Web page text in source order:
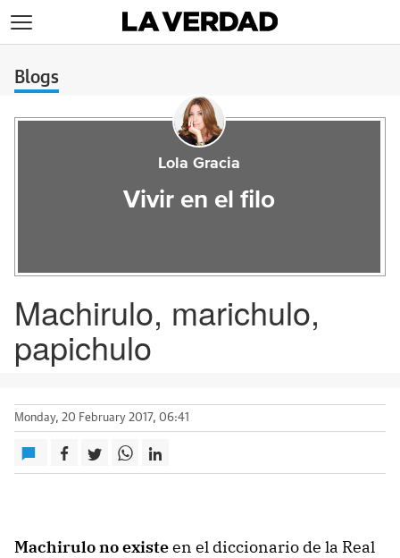
Blogs
Lola Gracia
Vivir en el filo
Machirulo, marichulo,
papichulo
Monday, 20 February 2017, 06:41
Machirulo no existeen el diccionario de la Real